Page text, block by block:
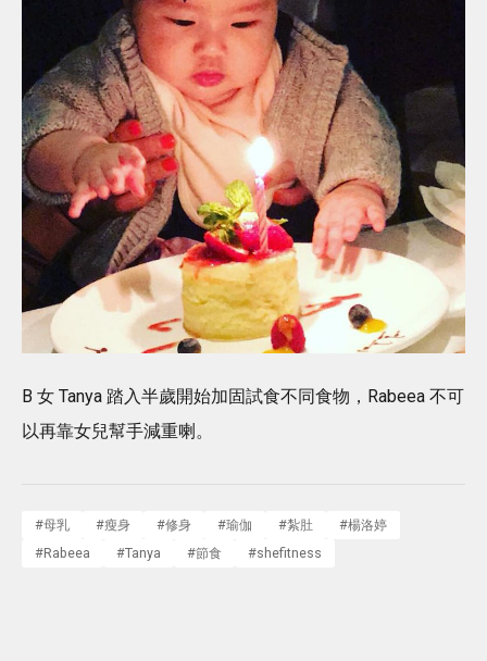
B 女 Tanya 踏入半歲開始加固試食不同食物，Rabeea 不可
以再靠女兒幫手減重喇。
#母乳 #瘦身 #修身 #瑜伽 #紮肚 #楊洛婷
#Rabeea #Tanya #節食 #shefitness